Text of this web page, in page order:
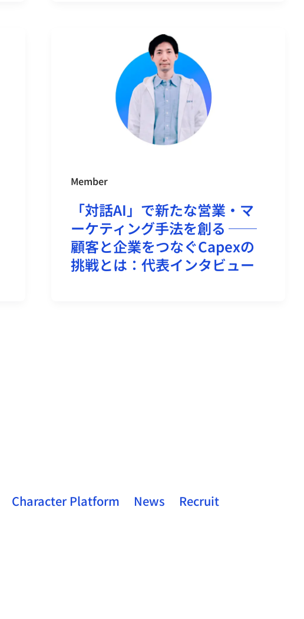
Member
「対話AI」で新たな営業・マ
ーケティング手法を創る ──
顧客と企業をつなぐCapexの
挑戦とは：代表インタビュー
Character Platform News Recruit